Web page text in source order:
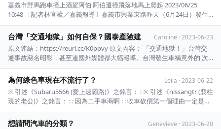
嘉義市野馬跑車撞上酒駕阿伯 阿伯遭撞飛落地馬上爬起 2023/06/25
10:48 〔記者林宜樟／嘉義報導〕嘉義市興業東路昨天（6月24日）發生
一起跑車車禍，李姓女 子駕駛的藍色野馬跑車在一處路口撞上簡姓男子
騎乘的機車，簡男被撞飛摔到引擎蓋上， 又跌落地面，隨即站起，警方
到場調查，簡男酒測值超標，被依公共 ...
台灣「交通地獄」如何自保？國泰產險建 Caroline · 2023-06-23
原文連結：https://reurl.cc/K0ppvy 原文內容： 「交通地獄！」台灣交
通事故惡名昭彰，甚至連國外媒體都大幅報導。台灣發生車禍意外的 次
數相當驚人，根據交通部道安查詢網統計，民國111年道路交通事故死傷
人數破50萬人， 死亡人數超過3,000人，難怪外國人常對台灣交通感到焦
慮，而駕駛上路 ...
為何綠色車現在不流行了？ Leila · 2023-06-22
※ 引述《Subaru5566 (愛上速霸路)》之銘言： : ※ 引述《nissangtr (裵柱
現的老公)》之銘言： : : 因為二手車商啊 : : 收車砍價第一個理由一定是
「你這個特殊色不是黑白色賣不掉啦！」 : : 賣車抬價第一個理由也是
「我這個是黑白色，你到時候要再脫手才好脫啦！」 : : 久而久之大 ...
想請問汽車的分類？ Genevieve · 2023-06-20